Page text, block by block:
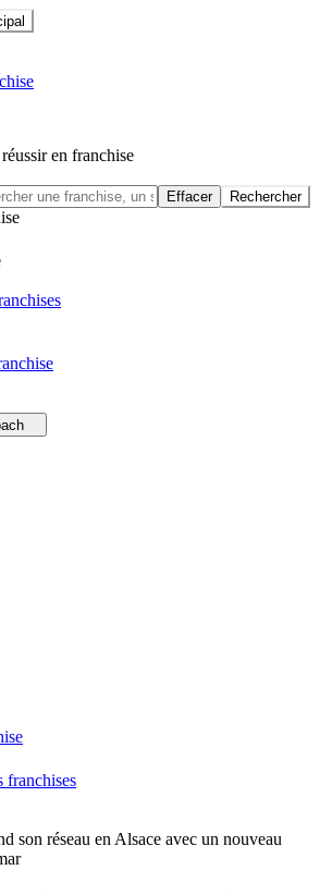
en franchise
Effacer Rechercher
franchises
son réseau en Alsace avec un nouveau